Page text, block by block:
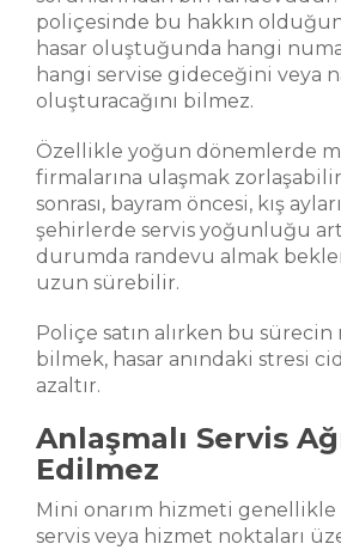
poliçesinde bu hakkın
hasar oluştuğunda hangi
hangi servise gideceğini veya
oluşturacağını bilmez.
Özellikle yoğun dönemlerde
firmalarına ulaşmak
sonrası, bayram öncesi, kış
şehirlerde servis yoğunluğu
durumda randevu almak
uzun sürebilir.
Poliçe satın alırken bu sürecin
bilmek, hasar anındaki stresi
azaltır.
Anlaşmalı Servis
Edilmez
Mini onarım hizmeti genellikle
servis veya hizmet noktaları